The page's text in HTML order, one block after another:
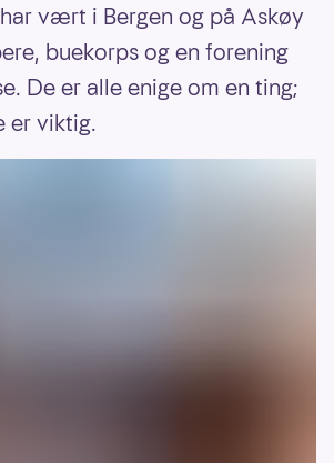
vært i Bergen og på Askøy
buekorps og en forening
De er alle enige om en ting;
er viktig.